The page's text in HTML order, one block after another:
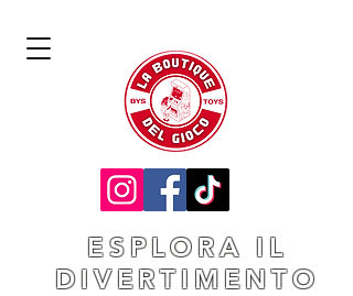
ESPLORA IL
DIVERTIMENTO